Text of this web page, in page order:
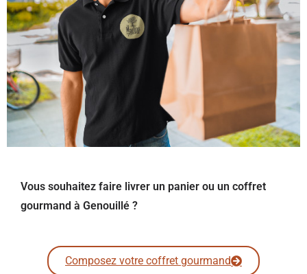
Vous souhaitez faire livrer un panier ou un coffret
gourmand à Genouillé ?
Composez votre coffret gourmand